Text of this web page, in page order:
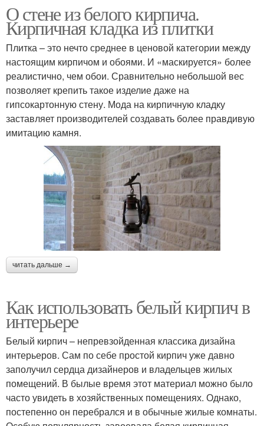
О стене из белого кирпича.
Кирпичная кладка из плитки
Плитка – это нечто среднее в ценовой категории между
настоящим кирпичом и обоями. И «маскируется» более
реалистично, чем обои. Сравнительно небольшой вес
позволяет крепить такое изделие даже на
гипсокартонную стену. Мода на кирпичную кладку
заставляет производителей создавать более правдивую
имитацию камня.
читать дальше →
Как использовать белый кирпич в
интерьере
Белый кирпич – непревзойденная классика дизайна
интерьеров. Сам по себе простой кирпич уже давно
заполучил сердца дизайнеров и владельцев жилых
помещений. В былые время этот материал можно было
часто увидеть в хозяйственных помещениях. Однако,
постепенно он перебрался и в обычные жилые комнаты.